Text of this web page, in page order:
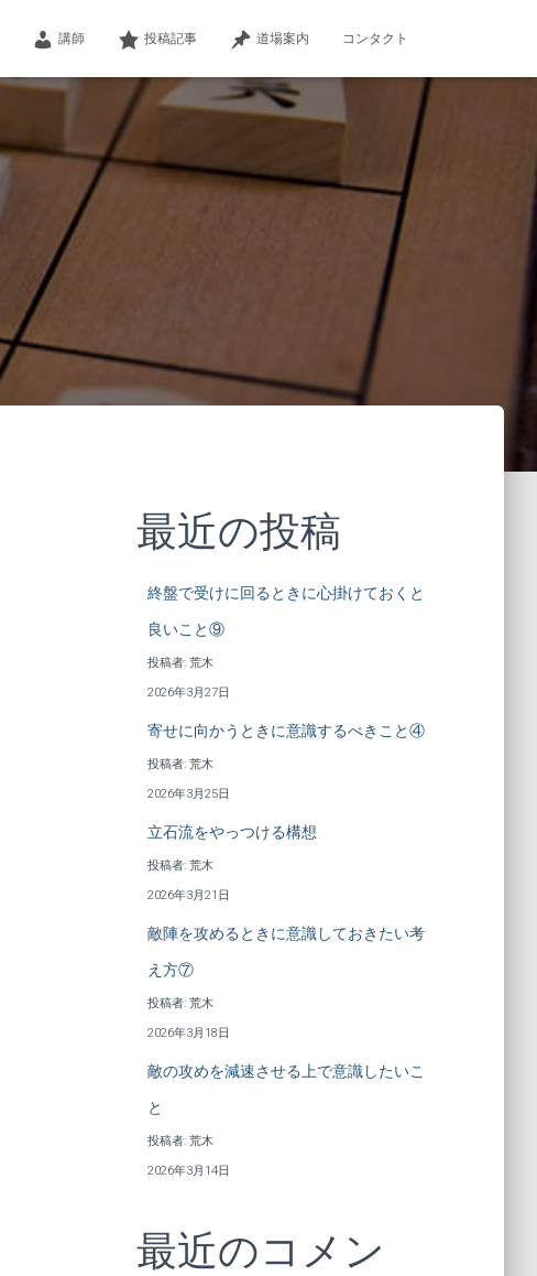
講師 投稿記事 道場案内 コンタクト
最近の投稿
終盤で受けに回るときに心掛けておくと
良いこと⑨
投稿者: 荒木
2026年3月27日
寄せに向かうときに意識するべきこと④
投稿者: 荒木
2026年3月25日
立石流をやっつける構想
投稿者: 荒木
2026年3月21日
敵陣を攻めるときに意識しておきたい考
え方⑦
投稿者: 荒木
2026年3月18日
敵の攻めを減速させる上で意識したいこ
と
投稿者: 荒木
2026年3月14日
最近のコメン